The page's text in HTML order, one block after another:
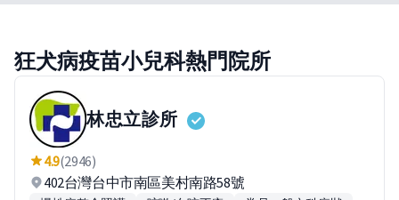
狂犬病疫苗小兒科熱門院所
林忠立診所
4.9(2946)
402台灣台中市南區美村南路58號